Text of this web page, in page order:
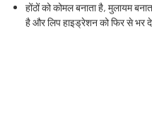
होंठों को कोमल बनाता है, मुलायम
है और लिप हाइड्रेशन को फिर से भर